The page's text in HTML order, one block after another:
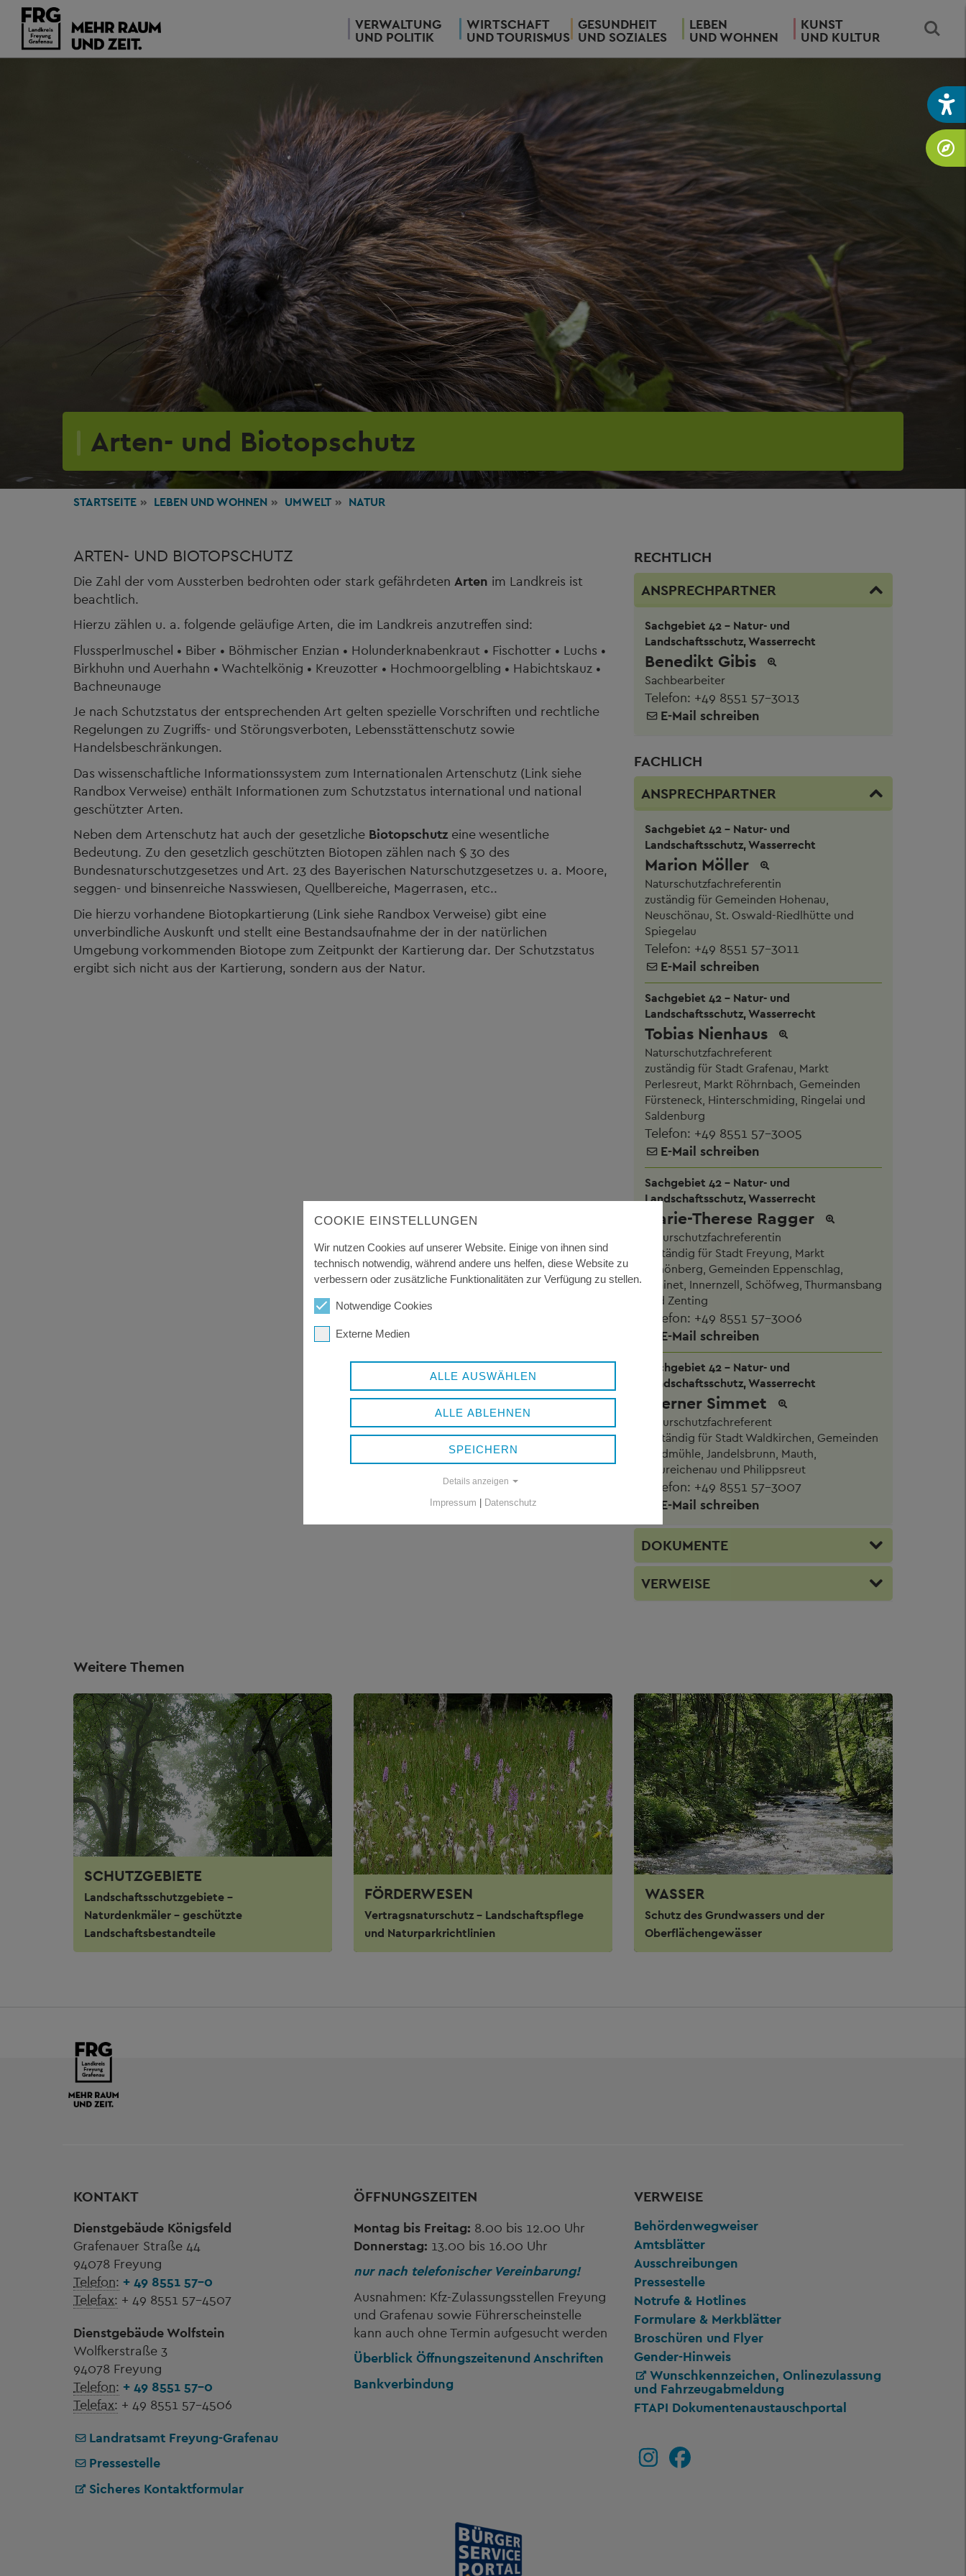
VERWALTUNG
UND POLITIK
WIRTSCHAFT
UND TOURISMUS
GESUNDHEIT
UND SOZIALES
LEBEN
UND WOHNEN
KUNST
UND KULTUR
Arten- und Biotopschutz
STARTSEITE LEBEN UND WOHNEN UMWELT NATUR
ARTEN- UND BIOTOPSCHUTZ
Die Zahl der vom Aussterben bedrohten oder stark gefährdeten Arten im Landkreis ist
beachtlich.
Hierzu zählen u. a. folgende geläufige Arten, die im Landkreis anzutreffen sind:
Flussperlmuschel • Biber • Böhmischer Enzian • Holunderknabenkraut • Fischotter • Luchs •
Birkhuhn und Auerhahn • Wachtelkönig • Kreuzotter • Hochmoorgelbling • Habichtskauz •
Bachneunauge
Je nach Schutzstatus der entsprechenden Art gelten spezielle Vorschriften und rechtliche
Regelungen zu Zugriffs- und Störungsverboten, Lebensstättenschutz sowie
Handelsbeschränkungen.
Das wissenschaftliche Informationssystem zum Internationalen Artenschutz (Link siehe
Randbox Verweise) enthält Informationen zum Schutzstatus international und national
geschützter Arten.
Neben dem Artenschutz hat auch der gesetzliche Biotopschutz eine wesentliche
Bedeutung. Zu den gesetzlich geschützten Biotopen zählen nach § 30 des
Bundesnaturschutzgesetzes und Art. 23 des Bayerischen Naturschutzgesetzes u. a. Moore,
seggen- und binsenreiche Nasswiesen, Quellbereiche, Magerrasen, etc..
Die hierzu vorhandene Biotopkartierung (Link siehe Randbox Verweise) gibt eine
unverbindliche Auskunft und stellt eine Bestandsaufnahme der in der natürlichen
Umgebung vorkommenden Biotope zum Zeitpunkt der Kartierung dar. Der Schutzstatus
ergibt sich nicht aus der Kartierung, sondern aus der Natur.
RECHTLICH
ANSPRECHPARTNER
Sachgebiet 42 - Natur- und
Landschaftsschutz, Wasserrecht
Benedikt Gibis
Sachbearbeiter
Telefon: +49 8551 57-3013
E-Mail schreiben
FACHLICH
ANSPRECHPARTNER
Sachgebiet 42 - Natur- und
Landschaftsschutz, Wasserrecht
Marion Möller
Naturschutzfachreferentin
zuständig für Gemeinden Hohenau,
Neuschönau, St. Oswald-Riedlhütte und
Spiegelau
Telefon: +49 8551 57-3011
E-Mail schreiben
Sachgebiet 42 - Natur- und
Landschaftsschutz, Wasserrecht
Tobias Nienhaus
Naturschutzfachreferent
zuständig für Stadt Grafenau, Markt
Perlesreut, Markt Röhrnbach, Gemeinden
Fürsteneck, Hinterschmiding, Ringelai und
Saldenburg
Telefon: +49 8551 57-3005
E-Mail schreiben
Sachgebiet 42 - Natur- und
Landschaftsschutz, Wasserrecht
Marie-Therese Ragger
Naturschutzfachreferentin
zuständig für Stadt Freyung, Markt
Schönberg, Gemeinden Eppenschlag,
Grainet, Innernzell, Schöfweg, Thurmansbang
und Zenting
Telefon: +49 8551 57-3006
E-Mail schreiben
Sachgebiet 42 - Natur- und
Landschaftsschutz, Wasserrecht
Werner Simmet
Naturschutzfachreferent
zuständig für Stadt Waldkirchen, Gemeinden
Haidmühle, Jandelsbrunn, Mauth,
Neureichenau und Philippsreut
Telefon: +49 8551 57-3007
E-Mail schreiben
DOKUMENTE
VERWEISE
Weitere Themen
SCHUTZGEBIETE
Landschaftsschutzgebiete -
Naturdenkmäler - geschützte
Landschaftsbestandteile
FÖRDERWESEN
Vertragsnaturschutz - Landschaftspflege
und Naturparkrichtlinien
WASSER
Schutz des Grundwassers und der
Oberflächengewässer
KONTAKT
Dienstgebäude Königsfeld
Grafenauer Straße 44
94078 Freyung
Telefon: + 49 8551 57-0
Telefax: + 49 8551 57-4507
Dienstgebäude Wolfstein
Wolfkerstraße 3
94078 Freyung
Telefon: + 49 8551 57-0
Telefax: + 49 8551 57-4506
Landratsamt Freyung-Grafenau
Pressestelle
Sicheres Kontaktformular
ÖFFNUNGSZEITEN
Montag bis Freitag: 8.00 bis 12.00 Uhr
Donnerstag: 13.00 bis 16.00 Uhr
nur nach telefonischer Vereinbarung!
Ausnahmen: Kfz-Zulassungsstellen Freyung
und Grafenau sowie Führerscheinstelle
kann auch ohne Termin aufgesucht werden
Überblick Öffnungszeitenund Anschriften
Bankverbindung
VERWEISE
Behördenwegweiser
Amtsblätter
Ausschreibungen
Pressestelle
Notrufe & Hotlines
Formulare & Merkblätter
Broschüren und Flyer
Gender-Hinweis
Wunschkennzeichen, Onlinezulassung
und Fahrzeugabmeldung
FTAPI Dokumentenaustauschportal
COOKIE EINSTELLUNGEN
Wir nutzen Cookies auf unserer Website. Einige von ihnen sind
technisch notwendig, während andere uns helfen, diese Website zu
verbessern oder zusätzliche Funktionalitäten zur Verfügung zu stellen.
Notwendige Cookies
Externe Medien
ALLE AUSWÄHLEN
ALLE ABLEHNEN
SPEICHERN
Details anzeigen
Impressum Datenschutz